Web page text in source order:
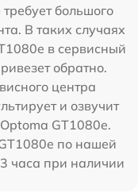
большого
В таких случаях
в сервисный
обратно.
центра
и озвучит
GT1080e.
по нашей
часа при наличии